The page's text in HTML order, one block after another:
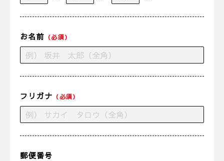
お名前 （必須）
フリガナ （必須）
郵便番号